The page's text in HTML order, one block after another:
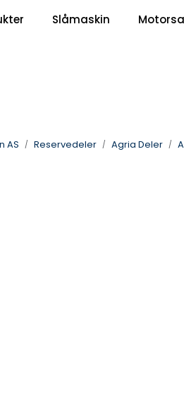
Deletegninger Om
Slåmaskin
AS Reservedeler Agria Deler